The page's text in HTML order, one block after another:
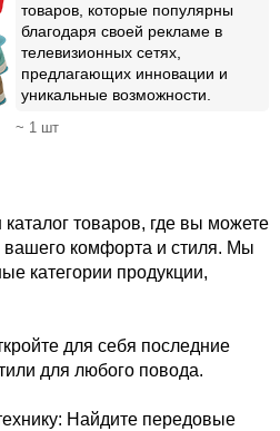
товаров, которые популярны
благодаря своей рекламе в
телевизионных сетях,
предлагающих инновации и
уникальные возможности.
~ 1 шт
товаров, где вы можете
вашего комфорта и стиля. Мы
категории продукции,
для себя последние
для любого повода.
Найдите передовые